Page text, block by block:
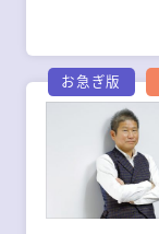
お急ぎ版